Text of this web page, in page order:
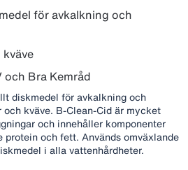
för avkalkning och
och Bra Kemråd
diskmedel för avkalkning och
kväve. B-Clean-Cid är mycket
och innehåller komponenter
protein och fett. Används omväxlande
i alla vattenhårdheter.